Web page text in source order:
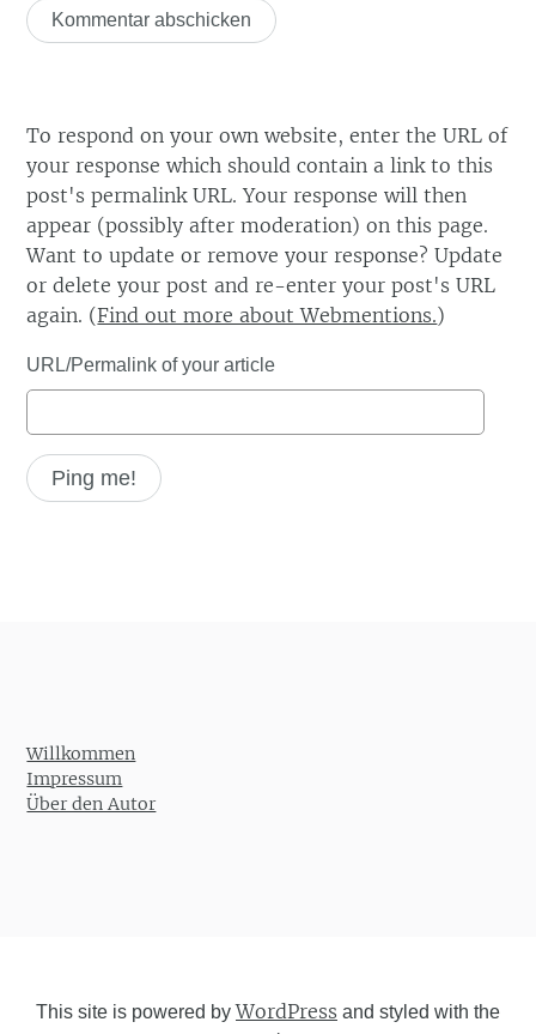
To respond on your own website, enter the URL of
your response which should contain a link to this
post's permalink URL. Your response will then
appear (possibly after moderation) on this page.
Want to update or remove your response? Update
or delete your post and re-enter your post's URL
again. (Find out more about Webmentions.)
URL/Permalink of your article
Willkommen
Impressum
Über den Autor
This site is powered byWordPress and styled with the